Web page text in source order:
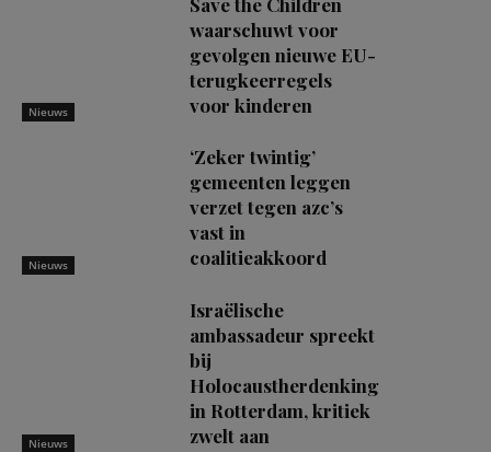
Nieuws
waarschuwt voor
gevolgen nieuwe EU-
terugkeerregels
voor kinderen
Nieuws
‘Zeker twintig’
gemeenten leggen
verzet tegen azc’s
vast in
coalitieakkoord
Nieuws
Israëlische
ambassadeur spreekt
bij
Holocaustherdenking
in Rotterdam, kritiek
zwelt aan